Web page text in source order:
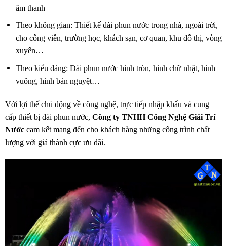
âm thanh
Theo không gian: Thiết kế đài phun nước trong nhà, ngoài trời,
cho công viên, trường học, khách sạn, cơ quan, khu đô thị, vòng
xuyến…
Theo kiểu dáng: Đài phun nước hình tròn, hình chữ nhật, hình
vuông, hình bán nguyệt…
Với lợi thế chủ động về công nghệ, trực tiếp nhập khẩu và cung
cấp thiết bị đài phun nước, Công ty TNHH Công Nghệ Giải Trí
Nước cam kết mang đến cho khách hàng những công trình chất
lượng với giá thành cực ưu đãi.